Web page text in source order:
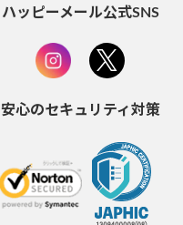
ハッピーメール公式SNS
安心のセキュリティ対策